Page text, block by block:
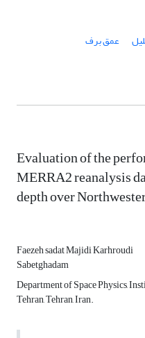
عمق برف
Evaluation of the
MERRA2 reanalysis
depth over
Faezeh sadat Majidi Karhroudi
Sabetghadam
Department of Space Physics,
Tehran, Tehran, Iran.